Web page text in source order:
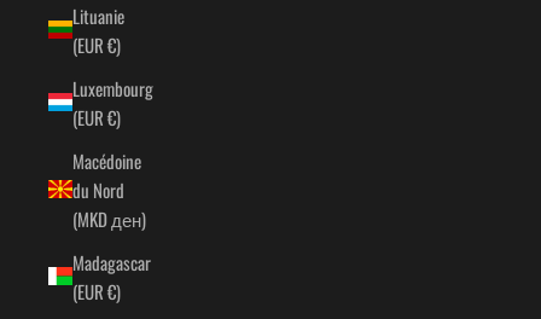
Lituanie
(EUR €)
Luxembourg
(EUR €)
Macédoine
du Nord
(MKD ден)
Madagascar
(EUR €)